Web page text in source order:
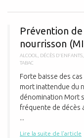
Prévention
nourrisson
ALCOOL DÉCÈS D'ENFANTS
TABAC
Forte baisse des
mort inattendue du
dénomination Mort
fréquente de décès
...
Lire la suite de l'article